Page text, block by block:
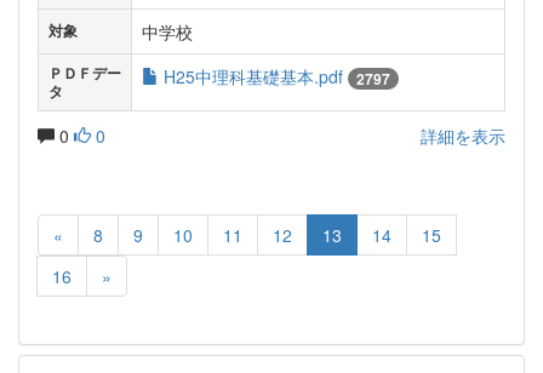
対象 中学校
ＰＤＦデー
タ
H25中理科基礎基本.pdf 2797
0 0 詳細を表示
« 8 9 10 11 12 13 14
15
16
»